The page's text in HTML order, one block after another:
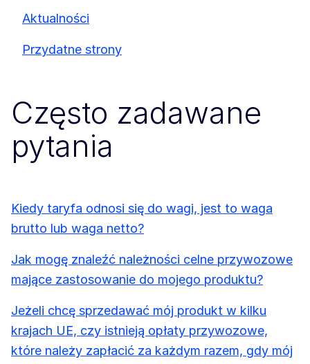
Aktualności
Przydatne strony
Często zadawane
pytania
Kiedy taryfa odnosi się do wagi, jest to waga
brutto lub waga netto?
Jak mogę znaleźć należności celne przywozowe
mające zastosowanie do mojego produktu?
Jeżeli chcę sprzedawać mój produkt w kilku
krajach UE, czy istnieją opłaty przywozowe,
które należy zapłacić za każdym razem, gdy mój